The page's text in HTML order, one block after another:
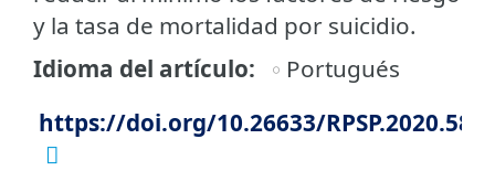
y la tasa de mortalidad por suicidio.
Idioma del artículo
Portugués
https://doi.org/10.26633/RPSP.2020.58